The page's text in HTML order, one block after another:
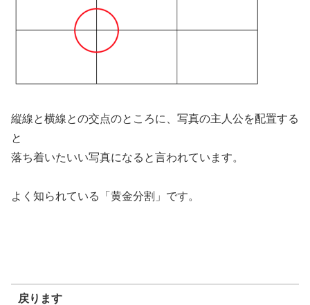
縦線と横線との交点のところに、写真の主人公を配置する
と
落ち着いたいい写真になると言われています。
よく知られている「黄金分割」です。
戻ります